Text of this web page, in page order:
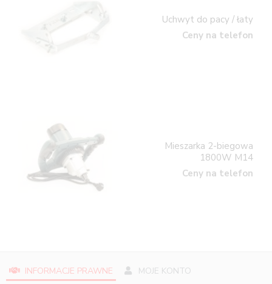
Uchwyt do pacy / łaty
Ceny na telefon
Mieszarka 2-biegowa
1800W M14
Ceny na telefon
INFORMACJE PRAWNE
MOJE KONTO